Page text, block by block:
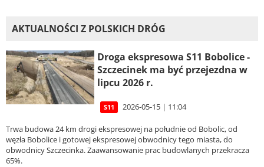
AKTUALNOŚCI Z POLSKICH DRÓG
Droga ekspresowa S11 Bobolice -
Szczecinek ma być przejezdna w
lipcu 2026 r.
S11 2026-05-15 | 11:04
Trwa budowa 24 km drogi ekspresowej na południe od Bobolic, od
węzła Bobolice i gotowej ekspresowej obwodnicy tego miasta, do
obwodnicy Szczecinka. Zaawansowanie prac budowlanych przekracza
65%.